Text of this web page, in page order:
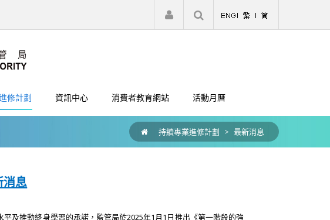
註冊 登入
修計劃 資訊中心 消費者教育網站 活動月曆
持續專業進修計劃 > 最新消息
消息
及推動終身學習的承諾，監管局於2025年1月1日推出《第一階段的強